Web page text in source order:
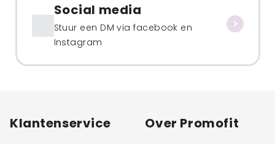
Social media
Stuur een DM via facebook en
Instagram
Klantenservice Over Promofit